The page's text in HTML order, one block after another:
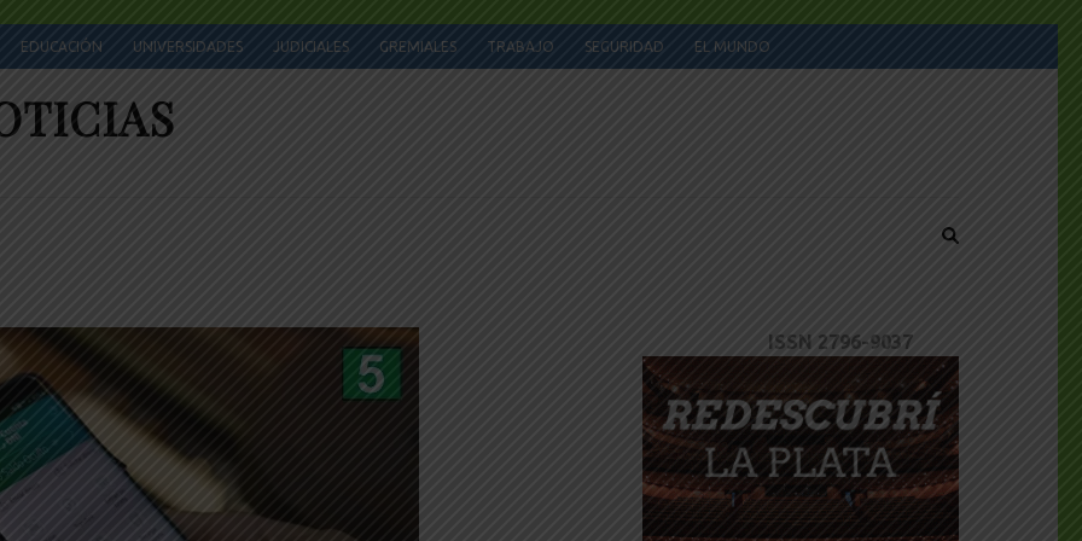
EDUCACIÓN UNIVERSIDADES JUDICIALES GREMIALES TRABAJO SEGURIDAD EL MUNDO
ISSN 2796-9037